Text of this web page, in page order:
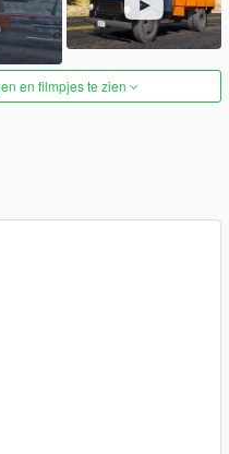
en filmpjes te zien